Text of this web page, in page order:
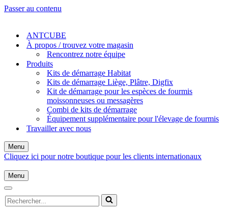
Passer au contenu
ANTCUBE
À propos / trouvez votre magasin
Rencontrez notre équipe
Produits
Kits de démarrage Habitat
Kits de démarrage Liège, Plâtre, Digfix
Kit de démarrage pour les espèces de fourmis
moissonneuses ou messagères
Combi de kits de démarrage
Équipement supplémentaire pour l'élevage de fourmis
Travailler avec nous
Menu
Menu
de
navigation
Cliquez ici pour notre boutique pour les clients internationaux
Menu
Menu
navigation
Menu
de
navigation
Rechercher...